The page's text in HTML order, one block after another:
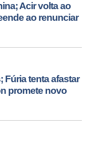
Acir volta ao
ao renunciar
Fúria tenta afastar
promete novo